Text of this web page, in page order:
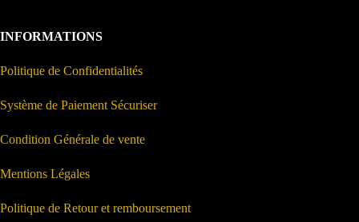
INFORMATIONS
Politique de Confidentialités
Système de Paiement Sécuriser
Condition Générale de vente
Mentions Légales
Politique de Retour et remboursement